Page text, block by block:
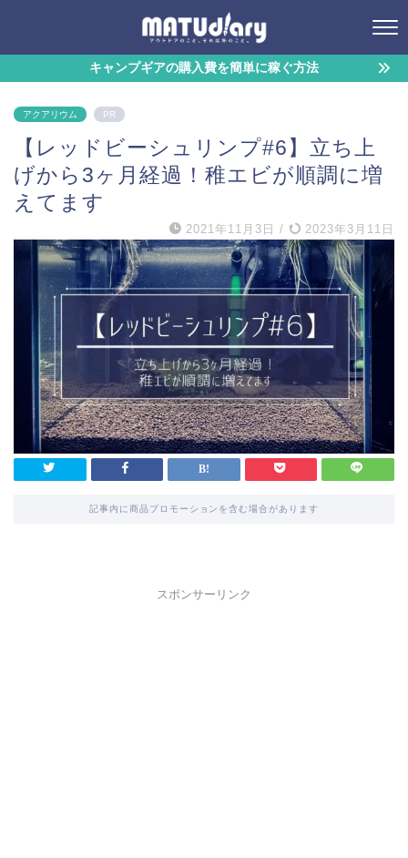
キャンプギアの購入費を簡単に稼ぐ方法
アクアリウム PR
【レッドビーシュリンプ#6】立ち上
げから3ヶ月経過！稚エビが順調に増
えてます
2021年11月3日 / 2023年3月11日
記事内に商品プロモーションを含む場合があります
スポンサーリンク